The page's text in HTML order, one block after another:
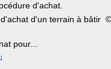
d'achat.
d'un terrain à bâtir
pour...